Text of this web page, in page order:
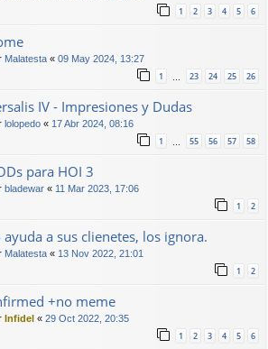
1 2 3 4 5 6
Malatesta « 09 May 2024, 13:27
1 … 23 24 25 26
IV - Impresiones y Dudas
lolopedo « 17 Abr 2024, 08:16
1 … 55 56 57 58
para HOI 3
bladewar « 11 Mar 2023, 17:06
1 2
ayuda a sus clienetes, los ignora.
Malatesta « 13 Nov 2022, 21:01
1 2
+no meme
Infidel « 29 Oct 2022, 20:35
1 2 3 4 5 6